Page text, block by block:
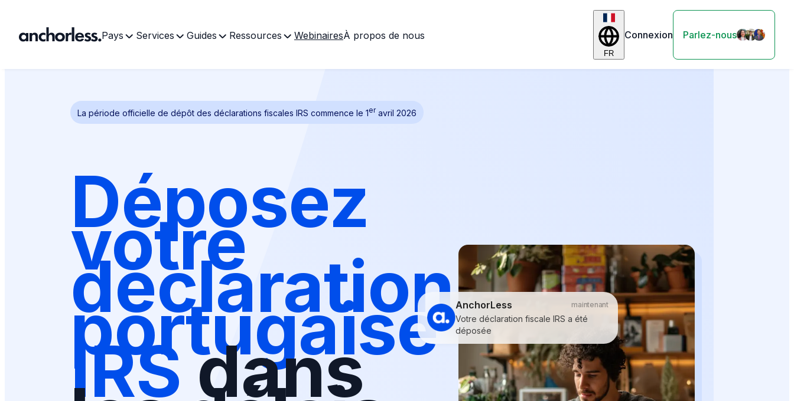
Pays Services Guides Ressources WebinairesÀ propos de nous
FR
Connexion Parlez-nous
La période officielle de dépôt des déclarations fiscales IRS commence le 1er avril 2026
Déposez
votre
déclaration
portugaise
IRSdans
AnchorLess maintenant
Votre déclaration fiscale IRS a été
déposée